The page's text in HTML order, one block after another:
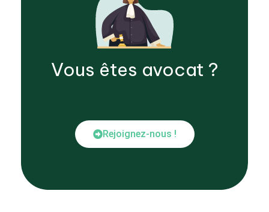
Vous êtes avocat ?
Rejoignez-nous !